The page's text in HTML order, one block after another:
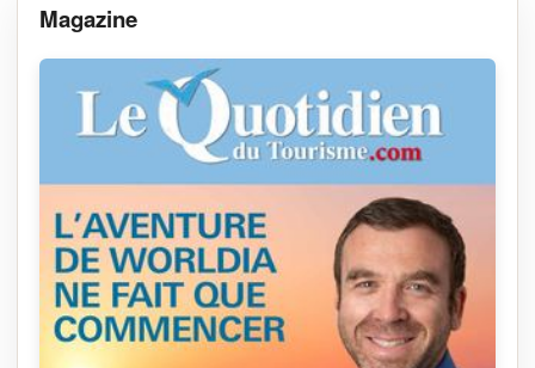
Magazine